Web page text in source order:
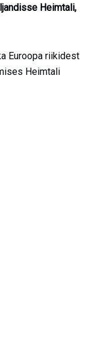
Heimtali,
Euroopa riikidest
Heimtali